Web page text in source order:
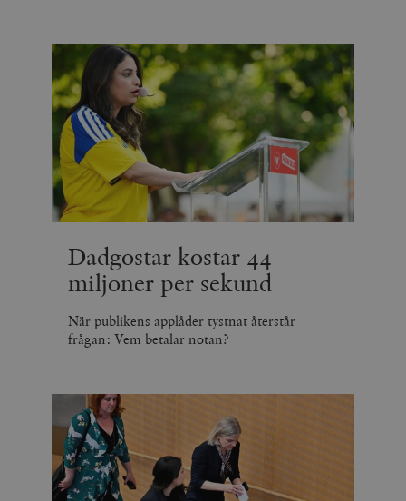
Dadgostar kostar 44
miljoner per sekund
När publikens applåder tystnat återstår
frågan: Vem betalar notan?